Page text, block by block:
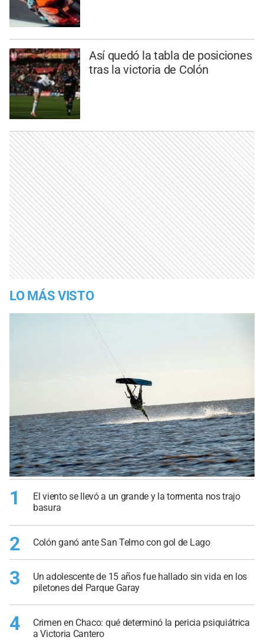
Así quedó la tabla de posiciones
tras la victoria de Colón
LO MÁS VISTO
1
El viento se llevó a un grande y la tormenta nos trajo
basura
2 Colón ganó ante San Telmo con gol de Lago
3
Un adolescente de 15 años fue hallado sin vida en los
piletones del Parque Garay
4
Crimen en Chaco: qué determinó la pericia psiquiátrica
a Victoria Cantero